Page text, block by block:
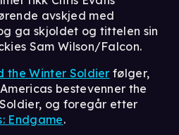
avskjed med
ga skjoldet og tittelen sin
Sam Wilson/Falcon.
the Winter Soldier følger,
bestevenner the
og foregår etter
Endgame.